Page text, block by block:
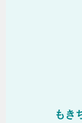
もき